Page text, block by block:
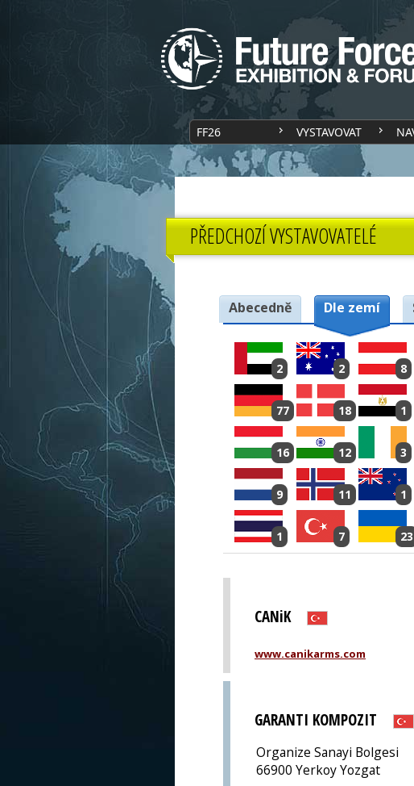
FF26 VYSTAVOVAT
PŘEDCHOZÍ VYSTAVOVATELÉ
Abecedně Dle zemí
2 2 8
77 18 1
16 12 3
9 11 1
1 7 23
CANiK
www.canikarms.com
GARANTI KOMPOZIT
Organize Sanayi Bolgesi
66900 Yerkoy Yozgat